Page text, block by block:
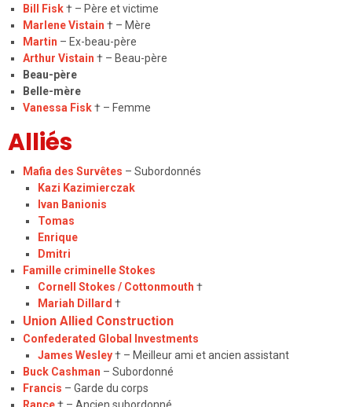
Bill Fisk† – Père et victime
Marlene Vistain † – Mère
Martin – Ex-beau-père
Arthur Vistain † – Beau-père
Beau-père
Belle-mère
Vanessa Fisk† – Femme
Alliés
Mafia des Survêtes – Subordonnés
Kazi Kazimierczak
Ivan Banionis
Tomas
Enrique
Dmitri
Famille criminelle Stokes
Cornell Stokes / Cottonmouth †
Mariah Dillard †
Union Allied Construction
Confederated Global Investments
James Wesley† – Meilleur ami et ancien assistant
Buck Cashman – Subordonné
Francis – Garde du corps